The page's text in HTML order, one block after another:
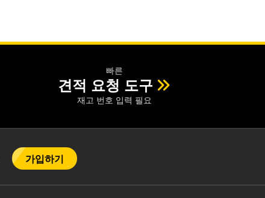
빠른
견적 요청 도구
재고 번호 입력 필요
가입하기